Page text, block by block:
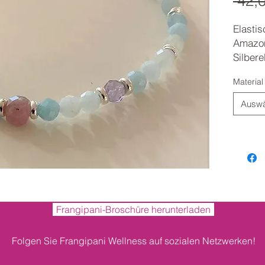
Material
Frangipani-Broschüre herunterladen
Folgen Sie Frangipani Wellness auf sozialen Netzwerken!